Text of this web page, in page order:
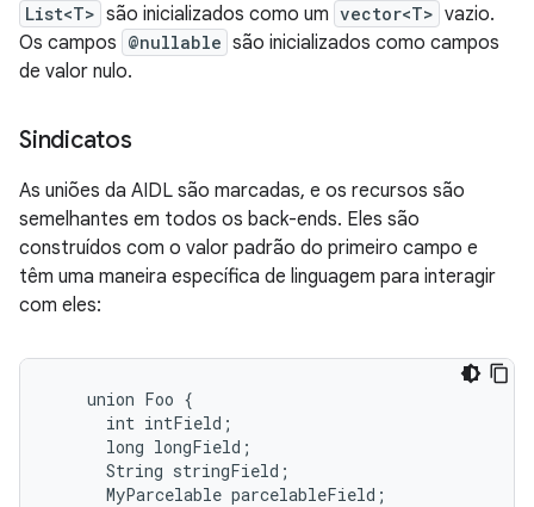
List<T> são inicializados como um vector<T> vazio.
Os campos @nullable são inicializados como campos
de valor nulo.
Sindicatos
As uniões da AIDL são marcadas, e os recursos são
semelhantes em todos os back-ends. Eles são
construídos com o valor padrão do primeiro campo e
têm uma maneira específica de linguagem para interagir
com eles:
    union Foo {
      int intField;
      long longField;
      String stringField;
      MyParcelable parcelableField;